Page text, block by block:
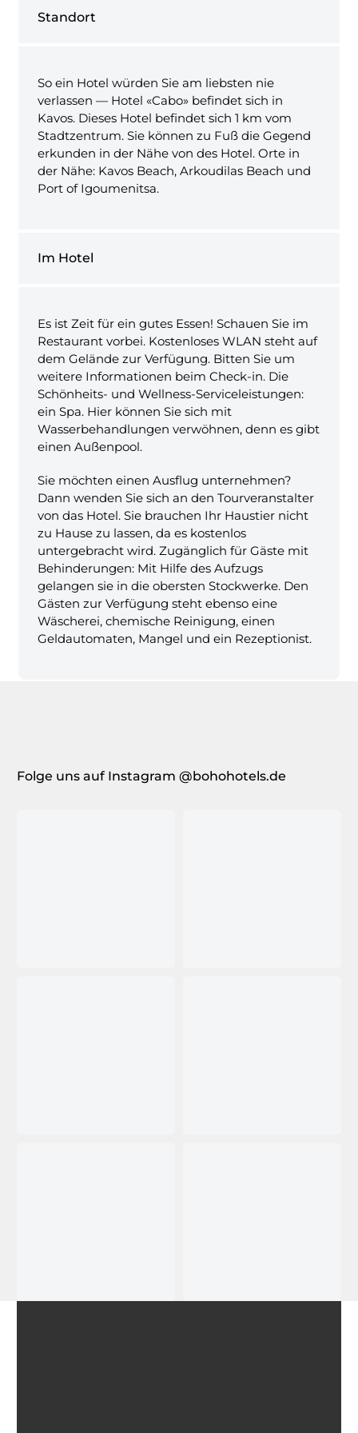
Standort
So ein Hotel würden Sie am liebsten nie
verlassen — Hotel «Cabo» befindet sich in
Kavos. Dieses Hotel befindet sich 1 km vom
Stadtzentrum. Sie können zu Fuß die Gegend
erkunden in der Nähe von des Hotel. Orte in
der Nähe: Kavos Beach, Arkoudilas Beach und
Port of Igoumenitsa.
Im Hotel
Es ist Zeit für ein gutes Essen! Schauen Sie im
Restaurant vorbei. Kostenloses WLAN steht auf
dem Gelände zur Verfügung. Bitten Sie um
weitere Informationen beim Check-in. Die
Schönheits- und Wellness-Serviceleistungen:
ein Spa. Hier können Sie sich mit
Wasserbehandlungen verwöhnen, denn es gibt
einen Außenpool.
Sie möchten einen Ausflug unternehmen?
Dann wenden Sie sich an den Tourveranstalter
von das Hotel. Sie brauchen Ihr Haustier nicht
zu Hause zu lassen, da es kostenlos
untergebracht wird. Zugänglich für Gäste mit
Behinderungen: Mit Hilfe des Aufzugs
gelangen sie in die obersten Stockwerke. Den
Gästen zur Verfügung steht ebenso eine
Wäscherei, chemische Reinigung, einen
Geldautomaten, Mangel und ein Rezeptionist.
Folge uns auf Instagram @bohohotels.de